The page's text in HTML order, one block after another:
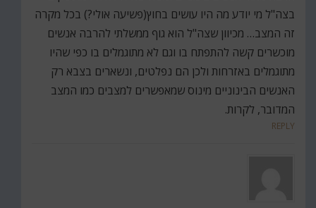
בצה"ל מי יודע מה היו עושים בחוץ(פשיעה אולי?) בכל מקרה
זה המצב… מכיוון שצה"ל הוא גוף ממשלתי להרבה אנשים
מוכשרים קשה להתפתח בו וגם לא מתוגמלים בו כפי שהיו
מתוגמלים באזרחות ולכן הם נפלטים, ונשארים בצבא רק
האנשים הבינוניים מינוס שמאפשרים למצבים כמו המצב
המדובר, לקרות.
REPLY